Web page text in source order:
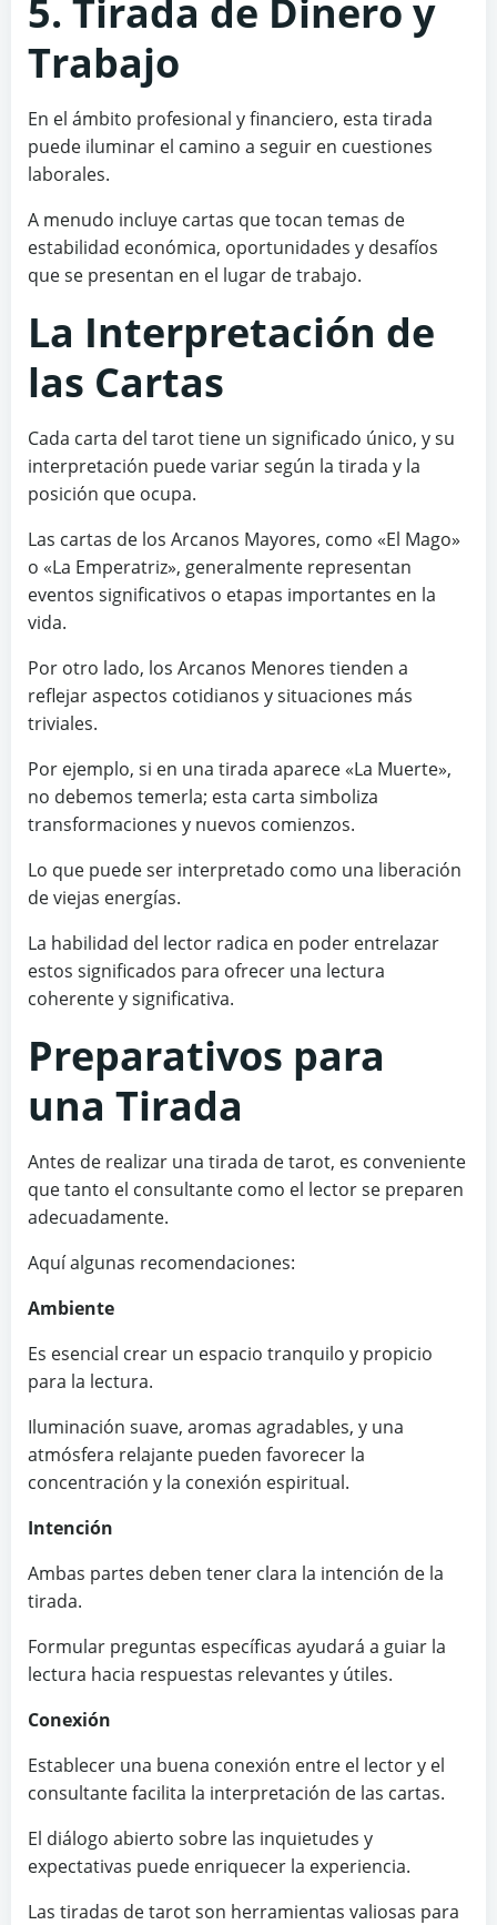
5. Tirada de Dinero y
Trabajo
En el ámbito profesional y financiero, esta tirada
puede iluminar el camino a seguir en cuestiones
laborales.
A menudo incluye cartas que tocan temas de
estabilidad económica, oportunidades y desafíos
que se presentan en el lugar de trabajo.
La Interpretación de
las Cartas
Cada carta del tarot tiene un significado único, y su
interpretación puede variar según la tirada y la
posición que ocupa.
Las cartas de los Arcanos Mayores, como «El Mago»
o «La Emperatriz», generalmente representan
eventos significativos o etapas importantes en la
vida.
Por otro lado, los Arcanos Menores tienden a
reflejar aspectos cotidianos y situaciones más
triviales.
Por ejemplo, si en una tirada aparece «La Muerte»,
no debemos temerla; esta carta simboliza
transformaciones y nuevos comienzos.
Lo que puede ser interpretado como una liberación
de viejas energías.
La habilidad del lector radica en poder entrelazar
estos significados para ofrecer una lectura
coherente y significativa.
Preparativos para
una Tirada
Antes de realizar una tirada de tarot, es conveniente
que tanto el consultante como el lector se preparen
adecuadamente.
Aquí algunas recomendaciones:
Ambiente
Es esencial crear un espacio tranquilo y propicio
para la lectura.
Iluminación suave, aromas agradables, y una
atmósfera relajante pueden favorecer la
concentración y la conexión espiritual.
Intención
Ambas partes deben tener clara la intención de la
tirada.
Formular preguntas específicas ayudará a guiar la
lectura hacia respuestas relevantes y útiles.
Conexión
Establecer una buena conexión entre el lector y el
consultante facilita la interpretación de las cartas.
El diálogo abierto sobre las inquietudes y
expectativas puede enriquecer la experiencia.
Las tiradas de tarot son herramientas valiosas para